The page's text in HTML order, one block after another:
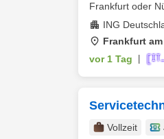
Frankfurt oder
ING
Frankfurt
vor 1 Tag
Vollzeit